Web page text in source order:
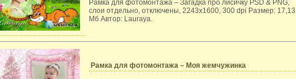
Рамка для фотомонтажа – Загадка про лисичку PSD & PNG,
слои отдельно, отключены, 2243x1600, 300 dpi Размер: 17,13
Мб Автор: Lauraya.
Рамка для фотомонтажа – Моя жемчужинка